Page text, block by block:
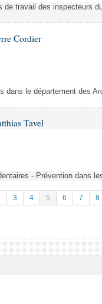
de travail des inspecteurs
Cordier
dans le département des
Tavel
- Prévention dans
3 4 5 6 7 8